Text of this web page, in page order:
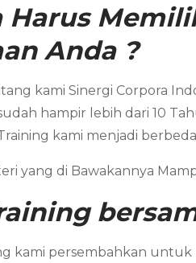
Harus
Anda ?
kami Sinergi Corpora
hampir lebih dari 10
kami menjadi
yang di Bawakannya
kami persembahkan